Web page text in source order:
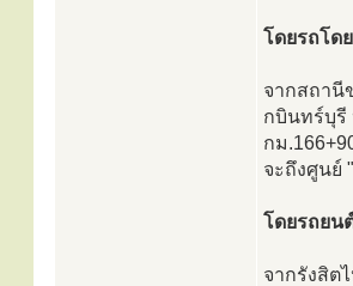
โดยรถโด
จากสถานี
กบินทร์บุรี
กม
จะถึงศูนย์
โดยรถยน
จากรังสิต